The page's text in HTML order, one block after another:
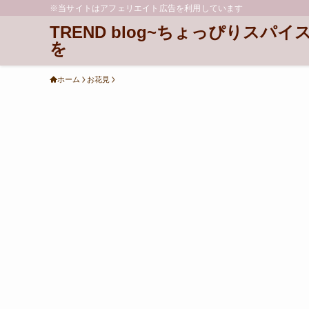
※当サイトはアフェリエイト広告を利用しています
TREND blog~ちょっぴりスパイ
を
ホーム お花見